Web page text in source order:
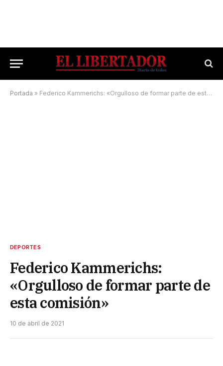
Portada » Federico Kammerichs: «Orgulloso de formar parte de esta comisión»
DEPORTES
Federico Kammerichs:
«Orgulloso de formar parte de
esta comisión»
10 de abril de 2021